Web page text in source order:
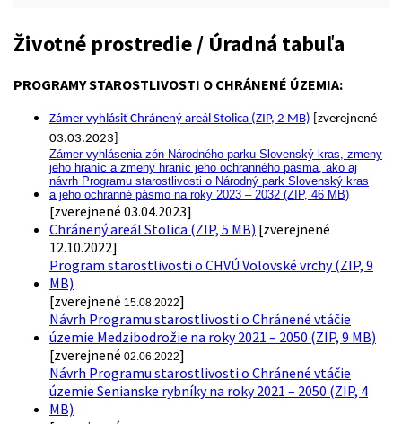
Životné prostredie / Úradná tabuľa
PROGRAMY STAROSTLIVOSTI O CHRÁNENÉ ÚZEMIA:
Zámer vyhlásiť Chránený areál Stolica (ZIP, 2 MB) [zverejnené
03.03.2023]
Zámer vyhlásenia zón Národného parku Slovenský kras, zmeny
jeho hraníc a zmeny hraníc jeho ochranného pásma, ako aj
návrh Programu starostlivosti o Národný park Slovenský kras
a jeho ochranné pásmo na roky 2023 – 2032 (ZIP, 46 MB)
[zverejnené 03.04.2023]
Chránený areál Stolica (ZIP, 5 MB) [zverejnené
12.10.2022]
Program starostlivosti o CHVÚ Volovské vrchy (ZIP, 9
MB)
[zverejnené 15.08.2022]
Návrh Programu starostlivosti o Chránené vtáčie
územie Medzibodrožie na roky 2021 – 2050 (ZIP, 9 MB)
[zverejnené 02.06.2022]
Návrh Programu starostlivosti o Chránené vtáčie
územie Senianske rybníky na roky 2021 – 2050 (ZIP, 4
MB)